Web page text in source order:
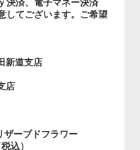
決済、電子マネー決済
してございます。ご希望
新道支店
店
ザーブドフラワー
込）